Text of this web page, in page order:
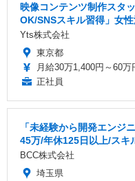
映像コンテンツ制作スタ
OK/SNSスキル習得」女
Yts株式会社
東京都
月給30万1,400円～60万
正社員
「未経験から開発エンジ
45万/年休125日以上/スキ
BCC株式会社
埼玉県